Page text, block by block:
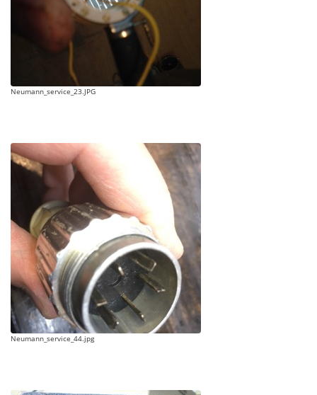
Neumann_service_23.JPG
Neumann_service_44.jpg